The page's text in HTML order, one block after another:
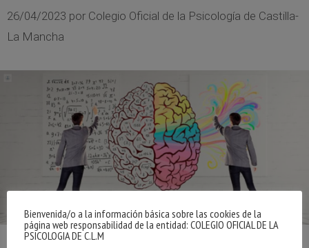
26/04/2023 por Colegio Oficial de la Psicología de Castilla-
La Mancha
Bienvenida/o a la información básica sobre las cookies de la
página web responsabilidad de la entidad: COLEGIO OFICIAL DE LA
PSICOLOGIA DE C.L.M